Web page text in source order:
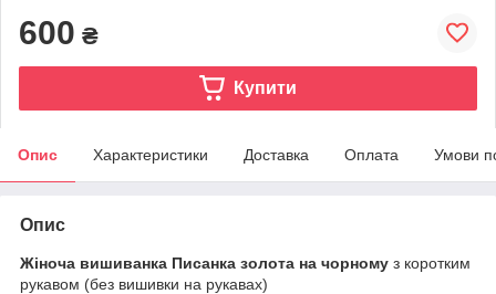
600 ₴
Купити
Опис Характеристики Доставка Оплата Умови
Опис
Жіноча вишиванка Писанка золота на чорному з коротким
рукавом (без вишивки на рукавах)